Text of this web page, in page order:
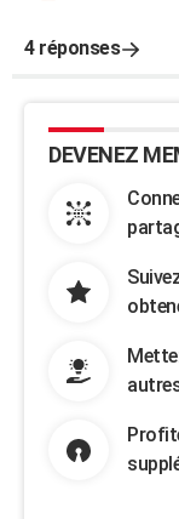
4 réponses
DEVENEZ